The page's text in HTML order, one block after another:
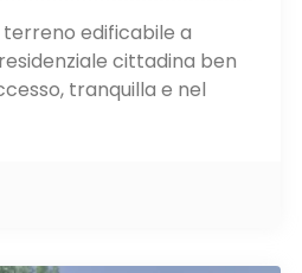
edificabile a
cittadina ben
tranquilla e nel